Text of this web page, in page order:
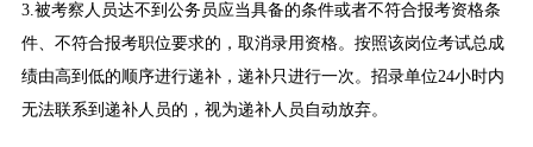
3.被考察人员达不到公务员应当具备的条件或者不符合报考资格条
件、不符合报考职位要求的，取消录用资格。按照该岗位考试总成
绩由高到低的顺序进行递补，递补只进行一次。招录单位24小时内
无法联系到递补人员的，视为递补人员自动放弃。